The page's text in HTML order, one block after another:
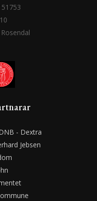
- Dextra
Jebsen